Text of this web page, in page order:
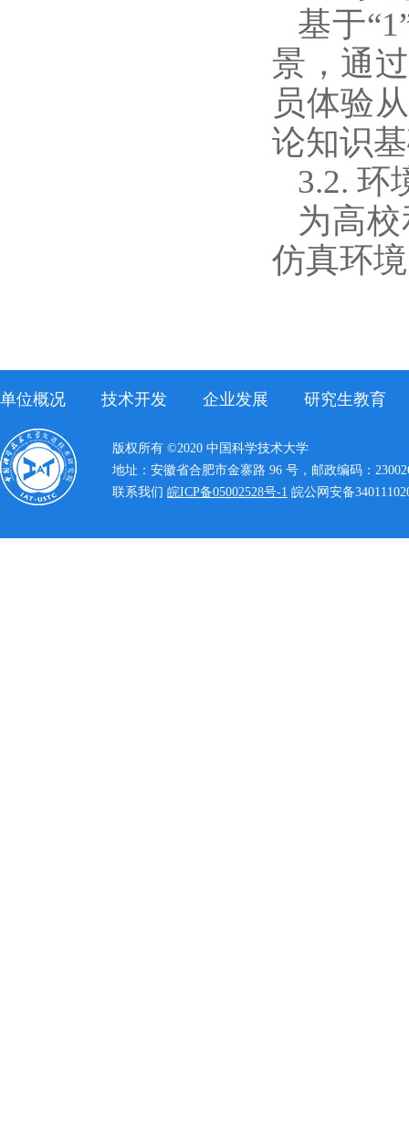
基于
景，通
员体验
论知识
3.2. 环
为高
仿真环
单位概况 技术开发 企业发展 研究生教育
版权所有 ©2020 中国科学技术大学
地址：安徽省合肥市金寨路 96 号，邮政编码：
联系我们 皖ICP备05002528号-1 皖公网安备